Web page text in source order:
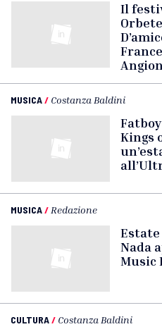
Il
MUSICA/ Costanza Baldini
Kings
MUSICA/ Redazione
Nada
Music
CULTURA/ Costanza Baldini